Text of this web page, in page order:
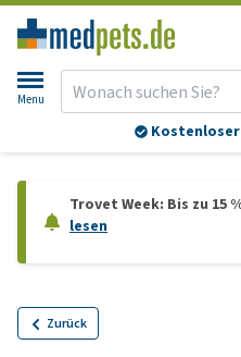
Menu
Kostenloser
Trovet Week: Bis zu 15
lesen
Zurück